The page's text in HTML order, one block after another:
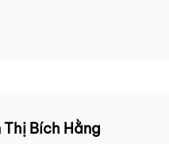
Thị Bích Hằng